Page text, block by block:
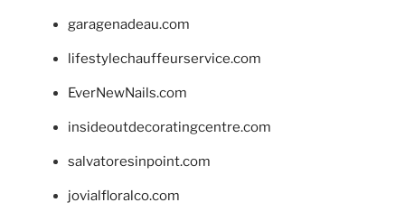
garagenadeau.com
lifestylechauffeurservice.com
EverNewNails.com
insideoutdecoratingcentre.com
salvatoresinpoint.com
jovialfloralco.com